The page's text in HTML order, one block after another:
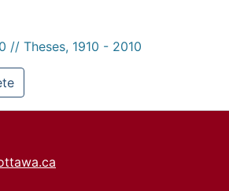
// Theses, 1910 - 2010